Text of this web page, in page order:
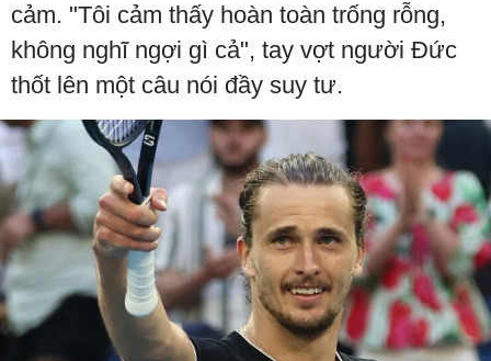
cảm. "Tôi cảm thấy hoàn toàn trống rỗng,
không nghĩ ngợi gì cả", tay vợt người Đức
thốt lên một câu nói đầy suy tư.